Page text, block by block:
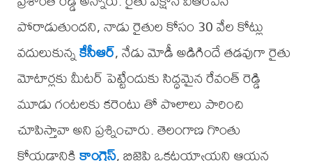
పోరాడుతుందని, నాడు రైతుల కోసం 30 వేల కోట్లు
వదులుకున్నకేసీఆర్, నేడు మోడీ అడిగిందే తడవుగా రైతు
మోటార్లకు మీటర్ పెట్టేందుకు సిద్ధమైన రేవంత్ రెడ్డి
మూడు గంటలకు కరెంటు తో పొలాలు పారించి
చూపిస్తావా అని ప్రశ్నించారు. తెలంగాణ గొంతు
కోయడానికికాంగ్రెస్, బిజెపి ఒకటయ్యాయని ఆయన